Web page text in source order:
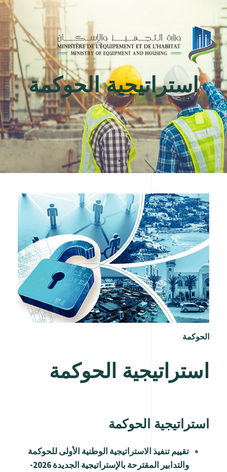
Toggle
navigation
استراتيجية الحوكمة
الحوكمة
استراتيجية الحوكمة
استراتيجية الحوكمة
تقييم تنفيذ الاستراتيجية الوطنية الأولى للحوكمة
والتدابير المقترحة بالإستراتيجية الجديدة 2026-